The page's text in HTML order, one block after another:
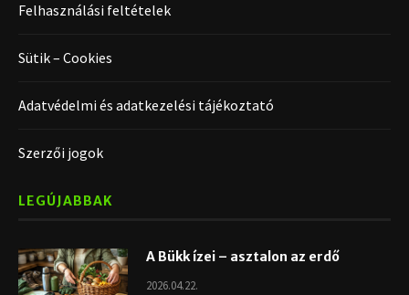
Felhasználási feltételek
Sütik – Cookies
Adatvédelmi és adatkezelési tájékoztató
Szerzői jogok
LEGÚJABBAK
A Bükk ízei – asztalon az erdő
2026.04.22.